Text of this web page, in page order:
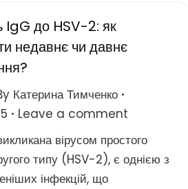
IgG до HSV-2: як
недавнє чи давнє
Катерина Тимченко
Leave a comment
вірусом простого
типу (HSV-2), є однією з
інфекцій, що